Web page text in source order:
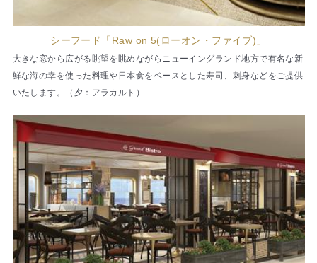
シーフード「Raw on 5(ローオン・ファイブ)」
大きな窓から広がる眺望を眺めながらニューイングランド地方で有名な新
鮮な海の幸を使った料理や日本食をベースとした寿司、刺身などをご提供
いたします。（夕：アラカルト）